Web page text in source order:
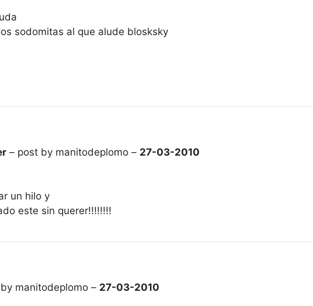
sodomitas al que alude blosksky
– post by manitodeplomo – 27-03-2010
un hilo y
este sin querer!!!!!!!!
manitodeplomo – 27-03-2010